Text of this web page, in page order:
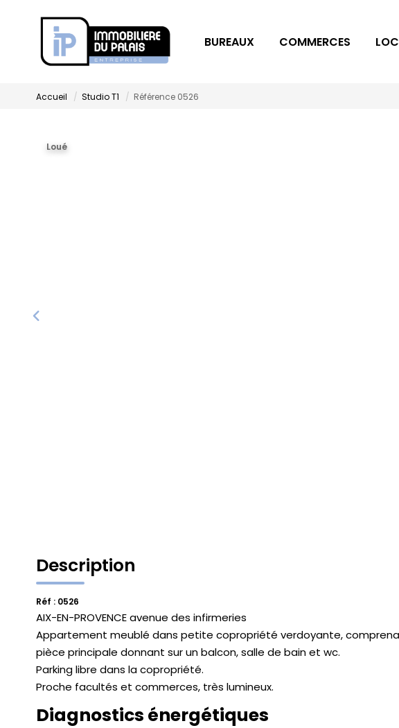
BUREAUX COMMERCES
Accueil Studio T1 Référence 0526
Loué
Description
Réf : 0526
AIX-EN-PROVENCE avenue des infirmeries
Appartement meublé dans petite copropriété verdoyante,
pièce principale donnant sur un balcon, salle de bain et wc.
Parking libre dans la copropriété.
Proche facultés et commerces, très lumineux.
Diagnostics énergétiques